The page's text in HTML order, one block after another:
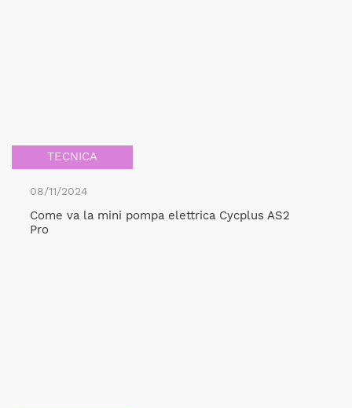
TECNICA
08/11/2024
Come va la mini pompa elettrica Cycplus AS2
Pro